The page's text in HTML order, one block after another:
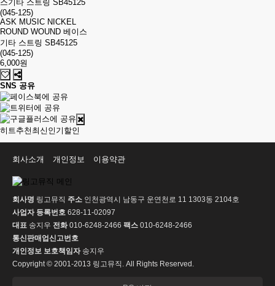
ASK MUSIC NICKEL
ROUND WOUND 베이스
기타 스트링 SB45125
(045-125)
6,000원
SNS 공유
히트추천 최신 인기 할인
회사소개 개인정보 이용약관
회사명 링고뮤직 주소 인천광역시 남동구 운연천로 11 1303동 2104호
사업자 등록번호 628-11-02097
대표 송지우 전화010-6248-2466 팩스 010-6248-2466
통신판매업신고번호
개인정보 보호책임자송지우
Copyright © 2001-2013 링고뮤직. All Rights Reserved.